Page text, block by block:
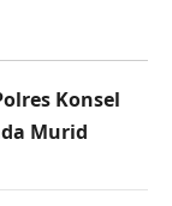
Konsel
Murid